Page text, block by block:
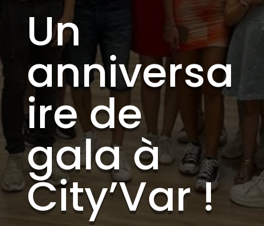
Un
anniversa
ire de
gala à
City’Var !